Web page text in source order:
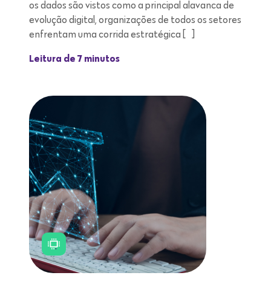
os dados são vistos como a principal alavanca de
evolução digital, organizações de todos os setores
enfrentam uma corrida estratégica […]
Leitura de 7 minutos